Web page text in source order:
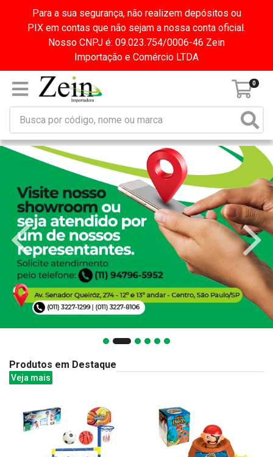
Para a sua segurança, não realizem depósitos ou
PIX em contas que não sejam a nossa conta oficial.
Nosso CNPJ é: 09.023.754/0006-46 Zein
Importação e Comércio LTDA
0
Produtos em Destaque
Veja mais